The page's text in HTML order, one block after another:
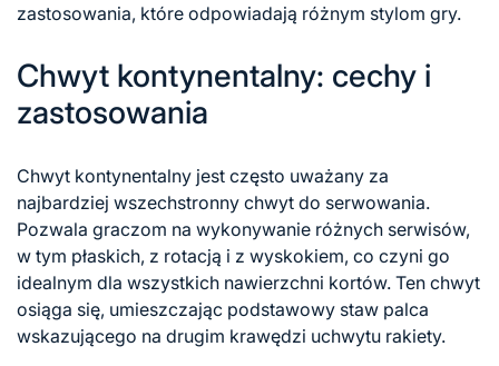
zastosowania, które odpowiadają różnym stylom gry.
Chwyt kontynentalny: cechy i
zastosowania
Chwyt kontynentalny jest często uważany za
najbardziej wszechstronny chwyt do serwowania.
Pozwala graczom na wykonywanie różnych serwisów,
w tym płaskich, z rotacją i z wyskokiem, co czyni go
idealnym dla wszystkich nawierzchni kortów. Ten chwyt
osiąga się, umieszczając podstawowy staw palca
wskazującego na drugim krawędzi uchwytu rakiety.